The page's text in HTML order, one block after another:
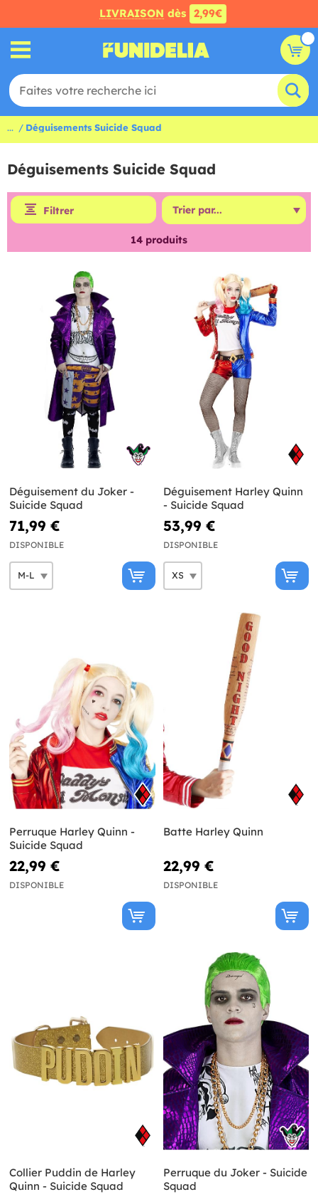
LIVRAISON dès 2,99€
... Déguisements Suicide Squad
Déguisements Suicide Squad
Filtrer
14 produits
Déguisement du Joker -
Suicide Squad
71,99 €
DISPONIBLE
Déguisement Harley Quinn
- Suicide Squad
53,99 €
DISPONIBLE
Perruque Harley Quinn -
Suicide Squad
22,99 €
DISPONIBLE
Batte Harley Quinn
22,99 €
DISPONIBLE
Collier Puddin de Harley
Quinn - Suicide Squad
Perruque du Joker - Suicide
Squad